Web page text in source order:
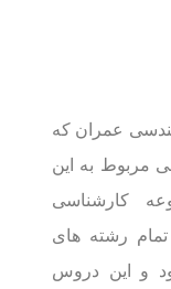
عمران که
مربوط به این
کارشناسی
رشته های
و این دروس